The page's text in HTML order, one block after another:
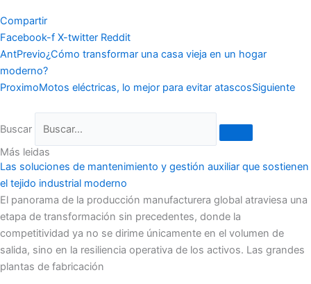
Compartir
Facebook-f X-twitter Reddit
AntPrevio¿Cómo transformar una casa vieja en un hogar
moderno?
ProximoMotos eléctricas, lo mejor para evitar atascosSiguiente
Buscar
Más leidas
Las soluciones de mantenimiento y gestión auxiliar que sostienen
el tejido industrial moderno
El panorama de la producción manufacturera global atraviesa una
etapa de transformación sin precedentes, donde la
competitividad ya no se dirime únicamente en el volumen de
salida, sino en la resiliencia operativa de los activos. Las grandes
plantas de fabricación